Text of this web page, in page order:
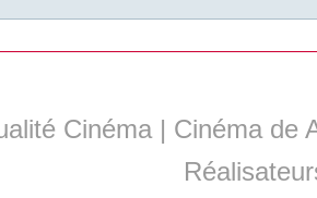
Cinéma | Cinéma de